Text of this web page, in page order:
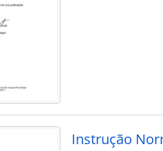
Instrução